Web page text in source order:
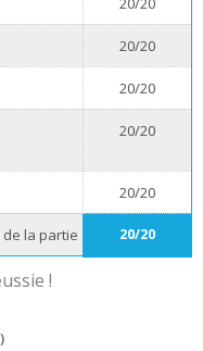
20/20
20/20
20/20
20/20
la partie 20/20
!